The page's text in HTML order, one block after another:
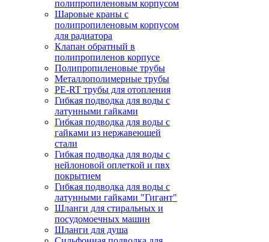
полипропиленовым корпусом
Шаровые краны с
полипропиленовым корпусом
для радиатора
Клапан обратный в
полипропиленов корпусе
Полипропиленовые трубы
Металлополимерные трубы
PE-RT трубы для отопления
Гибкая подводка для воды с
латунными гайками
Гибкая подводка для воды с
гайками из нержавеющей
стали
Гибкая подводка для воды с
нейлоновой оплеткой и пвх
покрытием
Гибкая подводка для воды с
латунными гайками "Гигант"
Шланги для стиральных и
посудомоечных машин
Шланги для душа